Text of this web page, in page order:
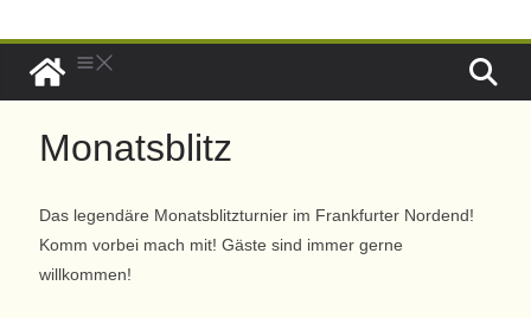
Monatsblitz
Das legendäre Monatsblitzturnier im Frankfurter Nordend!
Komm vorbei mach mit! Gäste sind immer gerne
willkommen!